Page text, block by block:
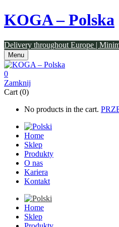
KOGA – Polska
Delivery throughout Europe |
Menu
0
Zamknij
Cart (0)
No products in the cart.
Home
Sklep
Produkty
O nas
Kariera
Kontakt
Home
Sklep